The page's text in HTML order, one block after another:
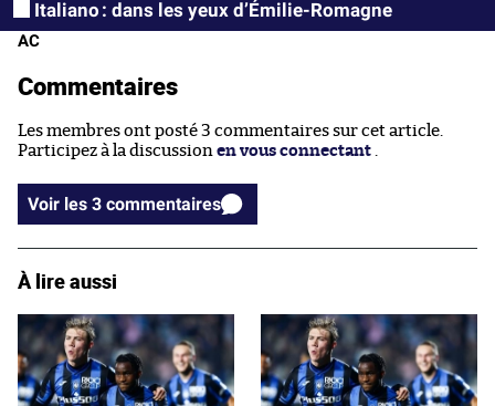
Italiano : dans les yeux d’Émilie-Romagne
AC
Commentaires
Les membres ont posté 3 commentaires sur cet article.
Participez à la discussion en vous connectant
Voir les 3 commentaires
À lire aussi